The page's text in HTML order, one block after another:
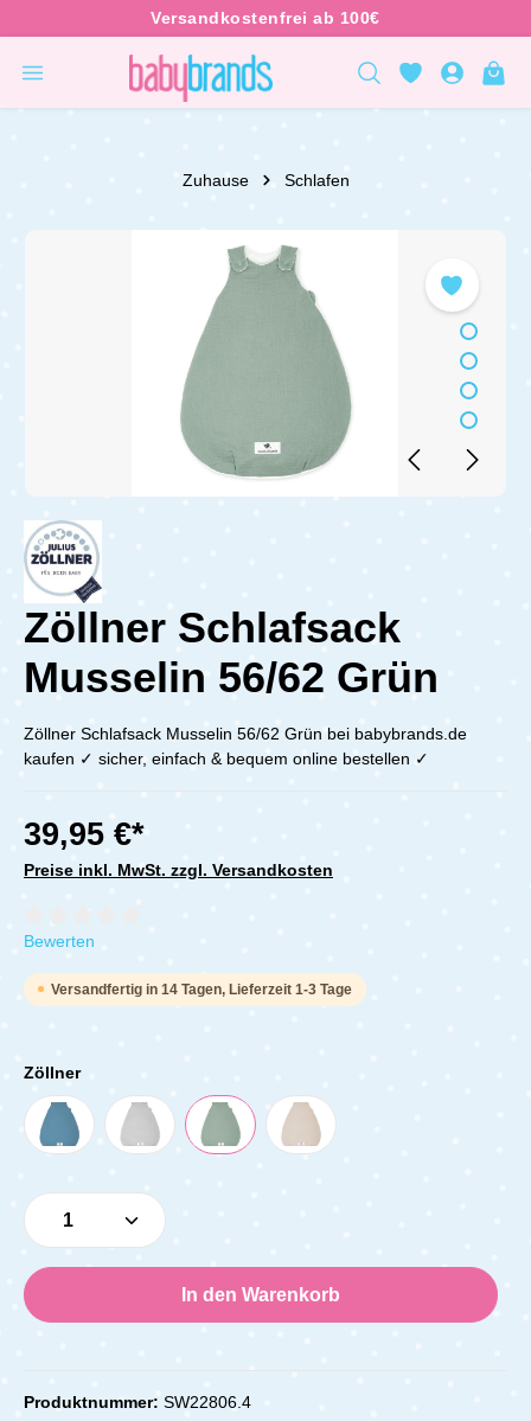
Zuhause Schlafen
Zöllner Schlafsack
Musselin 56/62 Grün
Zöllner Schlafsack Musselin 56/62 Grün bei babybrands.de
kaufen ✓ sicher, einfach & bequem online bestellen ✓
39,95 €*
Preise inkl. MwSt. zzgl. Versandkosten
Durchschnittliche Bewertung von 0 von 5 Sternen
Bewerten
Versandfertig in 14 Tagen, Lieferzeit 1-3 Tage
Zöllner
Produkt Anzahl: Gib den gewünschten
In den Warenkorb
Produktnummer: SW22806.4